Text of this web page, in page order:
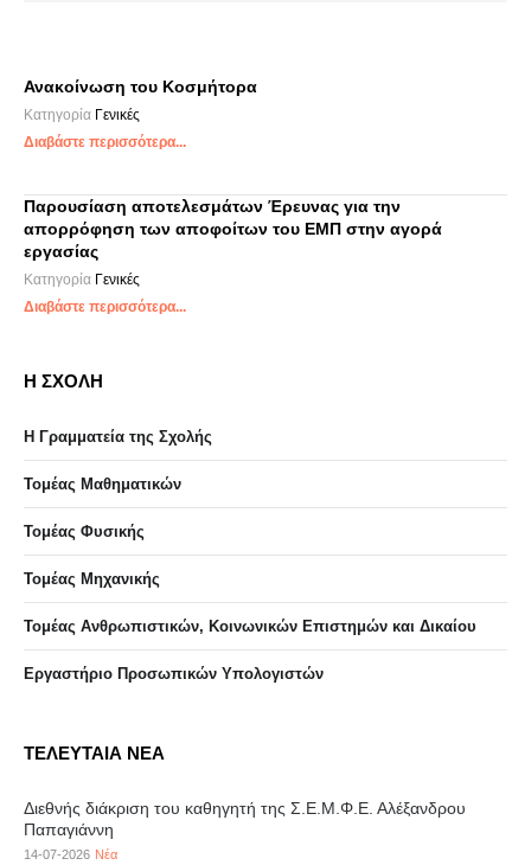
Ανακοίνωση του Κοσμήτορα
Κατηγορία Γενικές
Διαβάστε περισσότερα...
Παρουσίαση αποτελεσμάτων Έρευνας για την
απορρόφηση των αποφοίτων του ΕΜΠ στην αγορά
εργασίας
Κατηγορία Γενικές
Διαβάστε περισσότερα...
Η ΣΧΟΛΗ
Η Γραμματεία της Σχολής
Τομέας Μαθηματικών
Τομέας Φυσικής
Τομέας Μηχανικής
Τομέας Ανθρωπιστικών, Κοινωνικών Επιστημών και Δικαίου
Eργαστήριo Προσωπικών Υπολογιστών
ΤΕΛΕΥΤΑΙΑ ΝΕΑ
Διεθνής διάκριση του καθηγητή της Σ.Ε.Μ.Φ.Ε. Αλέξανδρου
Παπαγιάννη
14-07-2026 Νέα